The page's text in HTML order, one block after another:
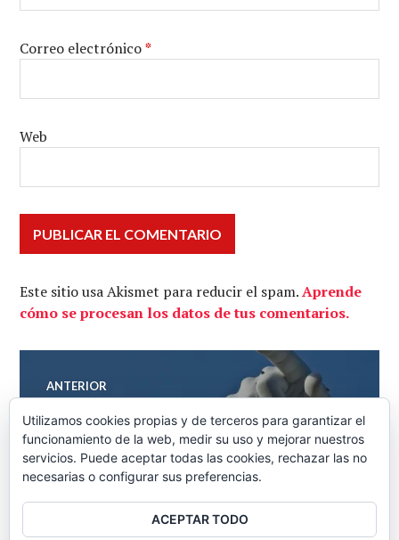
Correo electrónico*
Web
Este sitio usa Akismet para reducir el spam.Aprende
cómo se procesan los datos de tus comentarios.
Navegación
de
entradas
ANTERIOR
Entrada
anterior:
Guárdate del consejo de los
sabios – Economía Directa 20-
03-2014
Utilizamos cookies propias y de terceros para garantizar el
funcionamiento de la web, medir su uso y mejorar nuestros
servicios. Puede aceptar todas las cookies, rechazar las no
necesarias o configurar sus preferencias.
ACEPTAR TODO